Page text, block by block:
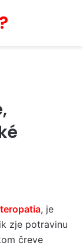
, je
zje potravinu
čreve